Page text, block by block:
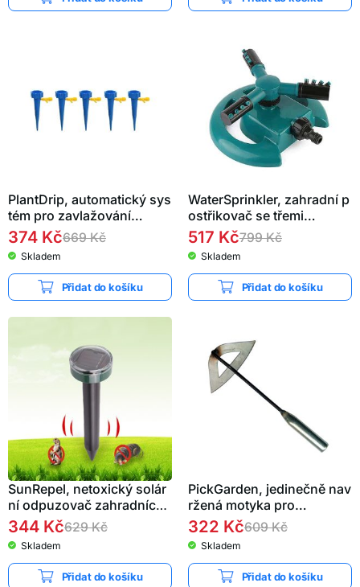
PlantDrip, automatický sys
tém pro zavlažování…
374 Kč669Kč
Skladem
Přidat do košíku
WaterSprinkler, zahradní p
ostřikovač se třemi…
517 Kč799Kč
Skladem
Přidat do košíku
SunRepel, netoxický solár
ní odpuzovač zahradníc
h…
344 Kč629Kč
Skladem
Přidat do košíku
PickGarden, jedinečně nav
ržená motyka pro…
322 Kč609Kč
Skladem
Přidat do košíku